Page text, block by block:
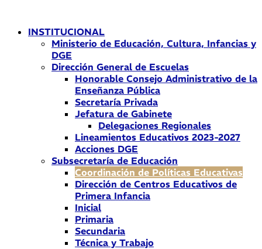
contenidoINSTITUCIONAL
Ministerio de Educación, Cultura, Infancias y
DGE
Dirección General de Escuelas
Honorable Consejo Administrativo de la
Enseñanza Pública
Secretaría Privada
Jefatura de Gabinete
Delegaciones Regionales
Lineamientos Educativos 2023-2027
Acciones DGE
Subsecretaría de Educación
Coordinación de Políticas Educativas
Dirección de Centros Educativos de
Primera Infancia
Inicial
Primaria
Secundaria
Técnica y Trabajo